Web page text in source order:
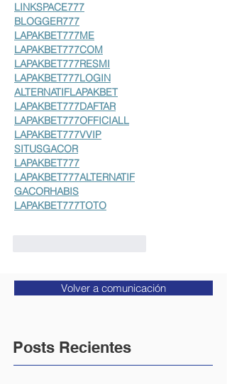
LINKSPACE777
BLOGGER777
LAPAKBET777ME
LAPAKBET777COM
LAPAKBET777RESMI
LAPAKBET777LOGIN
ALTERNATIFLAPAKBET
LAPAKBET777DAFTAR
LAPAKBET777OFFICIALL
LAPAKBET777VVIP
SITUSGACOR
LAPAKBET777
LAPAKBET777ALTERNATIF
GACORHABIS
LAPAKBET777TOTO
Volver a comunicación
Posts Recientes